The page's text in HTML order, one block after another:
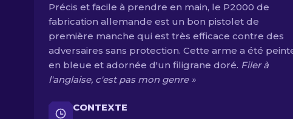
Précis et facile à prendre en main, le P2000 de
fabrication allemande est un bon pistolet de
première manche qui est très efficace contre des
adversaires sans protection. Cette arme a été
en bleue et adornée d'un filigrane doré. Filer à
l'anglaise, c'est pas mon genre »
CONTEXTE